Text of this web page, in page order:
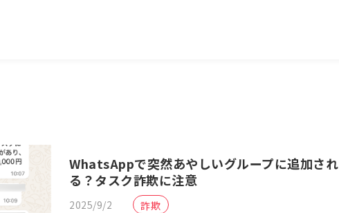
WhatsAppで突然あやしいグループに追加され
る？タスク詐欺に注意
2025/9/2 詐欺